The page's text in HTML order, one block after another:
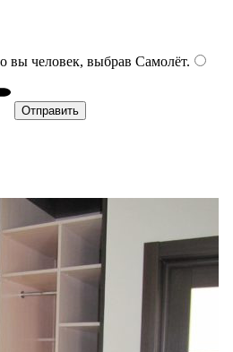
вы человек, выбрав Самолёт.